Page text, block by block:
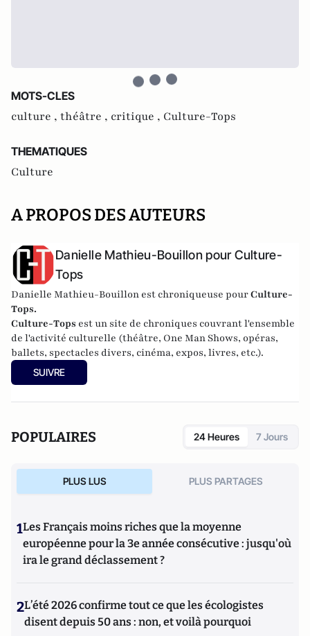
MOTS-CLES
culture , théâtre , critique , Culture-Tops
THEMATIQUES
Culture
A PROPOS DES AUTEURS
Danielle Mathieu-Bouillon pour Culture-
Tops
Danielle Mathieu-Bouillon est chroniqueuse pourCulture-
Tops.
Culture-Tops est un site de chroniques couvrant l'ensemble
de l'activité culturelle (théâtre, One Man Shows, opéras,
ballets, spectacles divers, cinéma, expos, livres, etc.).
SUIVRE
POPULAIRES 24 Heures 7 Jours
PLUS LUS PLUS PARTAGES
1Les Français moins riches que la moyenne
européenne pour la 3e année consécutive : jusqu'où
ira le grand déclassement ?
2L’été 2026 confirme tout ce que les écologistes
disent depuis 50 ans : non, et voilà pourquoi